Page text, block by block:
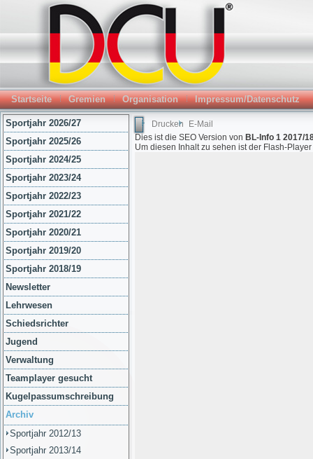
Startseite Gremien Organisation Impressum/Datenschutz
Sportjahr 2026/27
Sportjahr 2025/26
Sportjahr 2024/25
Sportjahr 2023/24
Sportjahr 2022/23
Sportjahr 2021/22
Sportjahr 2020/21
Sportjahr 2019/20
Sportjahr 2018/19
Newsletter
Lehrwesen
Schiedsrichter
Jugend
Verwaltung
Teamplayer gesucht
Kugelpassumschreibung
Archiv
Sportjahr 2012/13
Sportjahr 2013/14
Drucken
E-Mail
Dies ist die SEO Version von BL-Info 1 2017/
Um diesen Inhalt zu sehen ist der Flash-